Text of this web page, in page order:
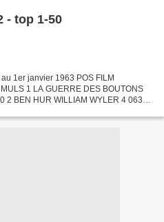
- top 1-50
1er janvier 1963 POS FILM
1 LA GUERRE DES BOUTONS
2 BEN HUR WILLIAM WYLER 4 063